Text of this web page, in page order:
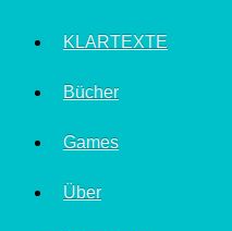
KLARTEXTE
Bücher
Games
Über